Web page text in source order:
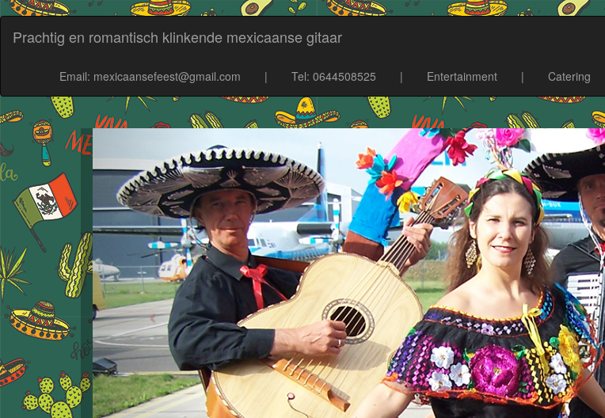
Prachtig en romantisch klinkende mexicaanse gitaar
Email: mexicaansefeest@gmail.com | Tel: 0644508525 | Entertainment | Catering